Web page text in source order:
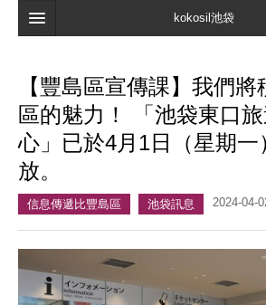
kokosil池袋
地圖
最新資訊
我的頁面
【豐島區宣傳課】我們
區的魅力！ 「池袋東口
心」已於4月1日（星期一
放。
信息傳遞比豐島區 池袋訊息 2024-04-